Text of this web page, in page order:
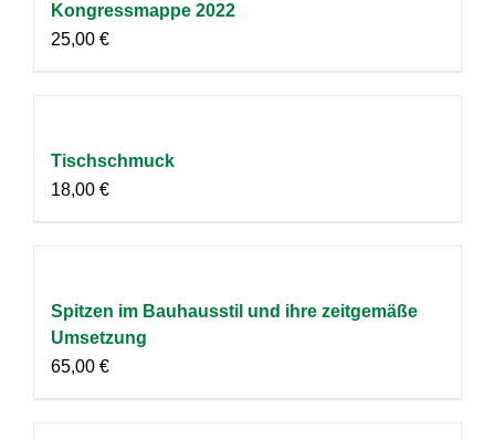
Kongressmappe 2022
25,00 €
Tischschmuck
18,00 €
Spitzen im Bauhausstil und ihre zeitgemäße
Umsetzung
65,00 €